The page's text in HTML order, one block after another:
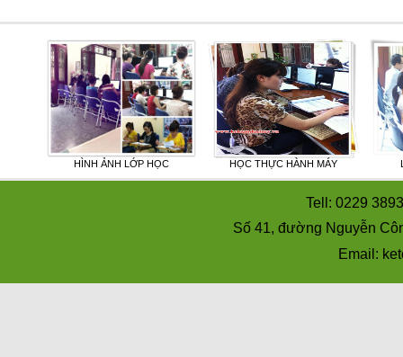
HÌNH ẢNH LỚP HỌC HỌC THỰC HÀNH MÁY
Tell: 0229
Số 41, đường Nguyễn
Email: